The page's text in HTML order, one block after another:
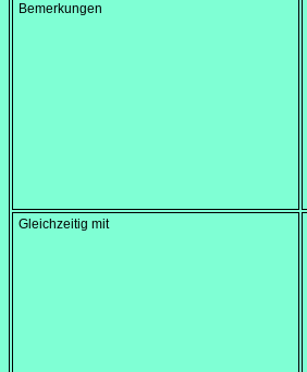
Bemerkungen
Gleichzeitig mit